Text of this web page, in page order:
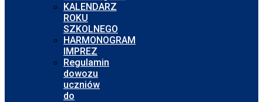
KALENDARZ
ROKU
SZKOLNEGO
HARMONOGRAM
IMPREZ
Regulamin
dowozu
uczniów
do